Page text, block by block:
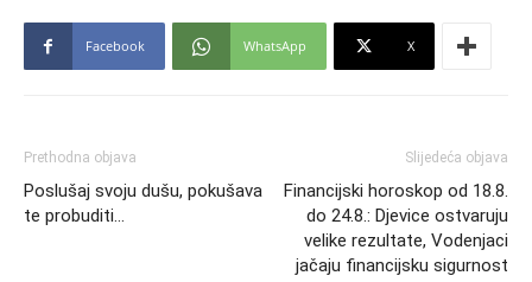
Facebook WhatsApp X
Prethodna objava
Poslušaj svoju dušu, pokušava
te probuditi…
Slijedeća objava
Financijski horoskop od 18.8.
do 24.8.: Djevice ostvaruju
velike rezultate, Vodenjaci
jačaju financijsku sigurnost